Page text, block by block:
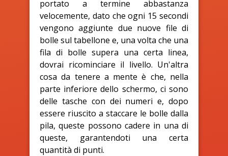
portato a termine abbastanza
velocemente, dato che ogni 15 secondi
vengono aggiunte due nuove file di
bolle sul tabellone e, una volta che una
fila di bolle supera una certa linea,
dovrai ricominciare il livello. Un'altra
cosa da tenere a mente è che, nella
parte inferiore dello schermo, ci sono
delle tasche con dei numeri e, dopo
essere riuscito a staccare le bolle dalla
pila, queste possono cadere in una di
queste, garantendoti una certa
quantità di punti.